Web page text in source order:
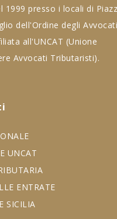
1999 presso i locali di
dell'Ordine degli
all'UNCAT (Unione
Avvocati Tributaristi).
UNCAT
ENTRATE
SICILIA